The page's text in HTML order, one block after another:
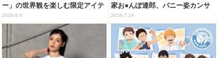
ー」の世界観を楽しむ限定アイテ
ム登場【GLOBAL WORK】
2026.8.8
家お●んぽ達郎、バニー姿カンサ
イねこ登場にゃ！ 第4話の衝撃ラ
ストに「ヤバいをどんどん更新し
てる」【ネタバレあり反応まと
め】
2026.7.24